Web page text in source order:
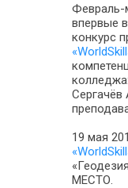
Февраль-
впервые
конкурс
Сергачёв
19 мая
МЕСТО.